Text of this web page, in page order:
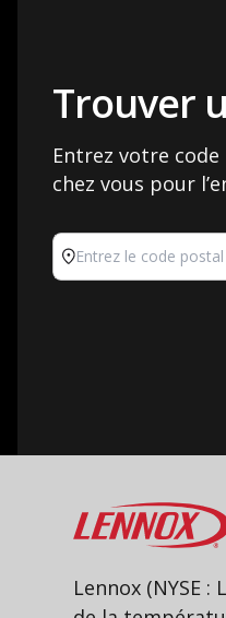
Trouver
Entrez votre
chez vous pour
Entrez le code postal
Lennox
Lennox (NYSE